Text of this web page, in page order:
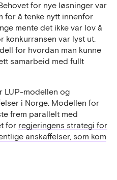
for nye løsninger var
for å tenke nytt innenfor
mente det ikke var lov å
konkurransen var lyst ut.
for hvordan man kunne
samarbeid med fullt
LUP-modellen og
i Norge. Modellen for
frem parallelt med
for regjeringens strategi for
anskaffelser, som kom